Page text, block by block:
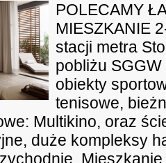
POLECAMY
MIESZKANIE
stacji metra
pobliżu
obiekty
tenisowe,
Multikino, oraz
duże kompleksy